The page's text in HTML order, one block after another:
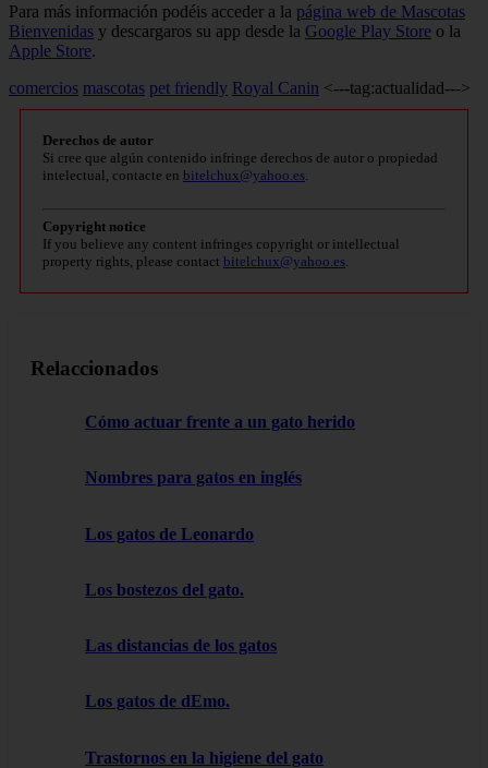
Para más información podéis acceder a la página web de Mascotas
Bienvenidas y descargaros su app desde la Google Play Store o la
Apple Store.
comercios mascotas pet friendly Royal Canin <---tag:actualidad--->
Derechos de autor
Si cree que algún contenido infringe derechos de autor o propiedad
intelectual, contacte en bitelchux@yahoo.es
Copyright notice
If you believe any content infringes copyright or intellectual
property rights, please contact bitelchux@yahoo.es
Relaccionados
Cómo actuar frente a un gato herido
Nombres para gatos en inglés
Los gatos de Leonardo
Los bostezos del gato.
Las distancias de los gatos
Los gatos de dEmo.
Trastornos en la higiene del gato